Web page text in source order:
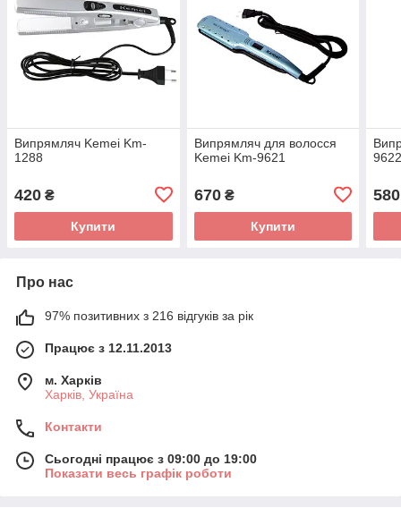
Випрямляч Kemei Km-
1288
420 ₴
Купити
Випрямляч для волосся
Kemei Km-9621
670₴
Купити
580
Про нас
97% позитивних з 216 відгуків за рік
Працює з 12.11.2013
м. Харків
Харків, Україна
Контакти
Сьогодні працює з 09:00 до 19:00
Показати весь графік роботи